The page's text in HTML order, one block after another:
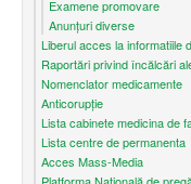
Examene promovare
Anunțuri diverse
Liberul acces la informatiile
Raportări privind încălcări
Nomenclator medicamente
Anticorupție
Lista cabinete medicina de
Lista centre de permanenta
Acces Mass-Media